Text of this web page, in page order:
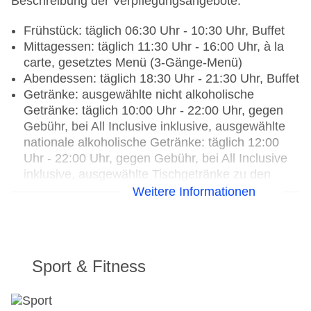
Frühstück: täglich 06:30 Uhr - 10:30 Uhr, Buffet
Mittagessen: täglich 11:30 Uhr - 16:00 Uhr, à la
carte, gesetztes Menü (3-Gänge-Menü)
Abendessen: täglich 18:30 Uhr - 21:30 Uhr, Buffet
Getränke: ausgewählte nicht alkoholische
Getränke: täglich 10:00 Uhr - 22:00 Uhr, gegen
Gebühr, bei All Inclusive inklusive, ausgewählte
nationale alkoholische Getränke: täglich 12:00
Uhr - 22:00 Uhr, gegen Gebühr, bei All Inclusive
inklusive, ausgewählte Tischgetränke zu den
Mahlzeiten: gegen Gebühr, bei All Inclusive
Restaurants: 2
Jahre, Küche: international, thailändisch, à la
Weitere Informationen
Sport & Fitness